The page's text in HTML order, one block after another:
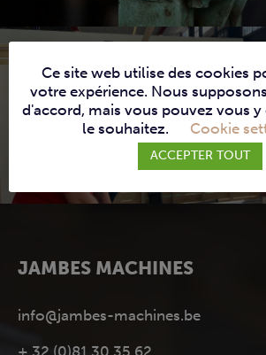
SERVICES
JAMBES MACHINES
info@jambes-machines.be
Ce site web utilise des cookies
votre expérience. Nous
d'accord, mais vous pouvez vous
le souhaitez.
Cookie
ACCEPTER TOUT